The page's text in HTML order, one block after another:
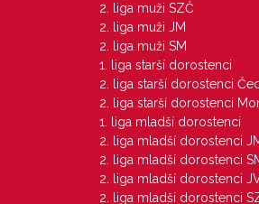
2. liga muži SZČ
2. liga muži JM
2. liga muži SM
1. liga starší dorostenci
2. liga starší dorostenci
2. liga starší dorostenci
1. liga mladší dorostenci
2. liga mladší dorostenci
2. liga mladší dorostenci
2. liga mladší dorostenci
2. liga mladší dorostenci